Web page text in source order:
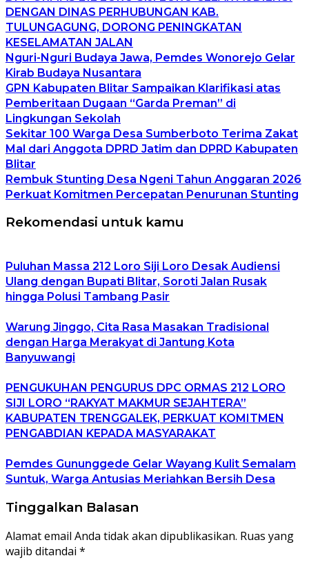
DENGAN DINAS PERHUBUNGAN KAB.
TULUNGAGUNG, DORONG PENINGKATAN
KESELAMATAN JALAN
Nguri-Nguri Budaya Jawa, Pemdes Wonorejo Gelar
Kirab Budaya Nusantara
GPN Kabupaten Blitar Sampaikan Klarifikasi atas
Pemberitaan Dugaan “Garda Preman” di
Lingkungan Sekolah
Sekitar 100 Warga Desa Sumberboto Terima Zakat
Mal dari Anggota DPRD Jatim dan DPRD Kabupaten
Blitar
Rembuk Stunting Desa Ngeni Tahun Anggaran 2026
Perkuat Komitmen Percepatan Penurunan Stunting
Rekomendasi untuk kamu
Puluhan Massa 212 Loro Siji Loro Desak Audiensi
Ulang dengan Bupati Blitar, Soroti Jalan Rusak
hingga Polusi Tambang Pasir
Warung Jinggo, Cita Rasa Masakan Tradisional
dengan Harga Merakyat di Jantung Kota
Banyuwangi
PENGUKUHAN PENGURUS DPC ORMAS 212 LORO
SIJI LORO “RAKYAT MAKMUR SEJAHTERA”
KABUPATEN TRENGGALEK, PERKUAT KOMITMEN
PENGABDIAN KEPADA MASYARAKAT
Pemdes Gununggede Gelar Wayang Kulit Semalam
Suntuk, Warga Antusias Meriahkan Bersih Desa
Tinggalkan Balasan
Alamat email Anda tidak akan dipublikasikan. Ruas yang
wajib ditandai *